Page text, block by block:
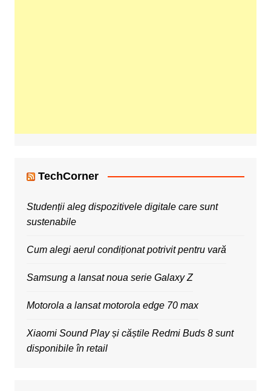
TechCorner
Studenții aleg dispozitivele digitale care sunt
sustenabile
Cum alegi aerul condiționat potrivit pentru vară
Samsung a lansat noua serie Galaxy Z
Motorola a lansat motorola edge 70 max
Xiaomi Sound Play și căștile Redmi Buds 8 sunt
disponibile în retail